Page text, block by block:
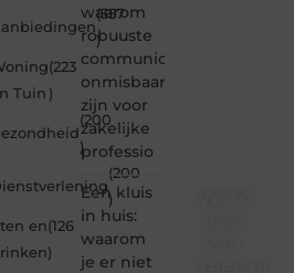
(357
)
Tuin
(223
)
(200
)
(200
)
en(126
)
waarom
robuuste
communicatiemiddelen
onmisbaar
zijn voor
zakelijke
professio
Een kluis
in huis:
waarom
je er niet